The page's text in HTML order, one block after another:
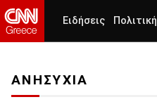
Ειδήσεις Πολιτική
ΑΝΗΣΥΧΙΑ